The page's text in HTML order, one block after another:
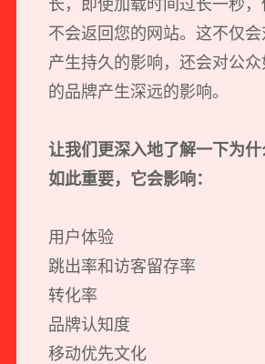
长，即使加载时间过长一秒
不会返回您的网站。这不仅
产生持久的影响，还会对公
的品牌产生深远的影响。
让我们更深入地了解一下为
如此重要，它会影响：
用户体验
跳出率和访客留存率
转化率
品牌认知度
移动优先文化